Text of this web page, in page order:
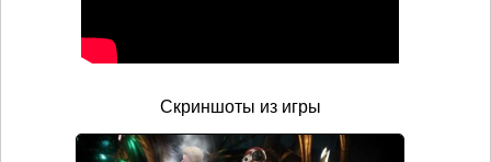
Скриншоты из игры